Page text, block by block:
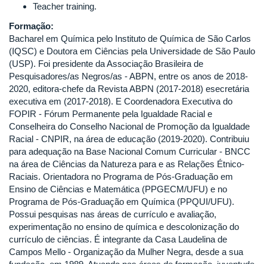
Teacher training.
Formação:
Bacharel em Química pelo Instituto de Química de São Carlos
(IQSC) e Doutora em Ciências pela Universidade de São Paulo
(USP). Foi presidente da Associação Brasileira de
Pesquisadores/as Negros/as - ABPN, entre os anos de 2018-
2020, editora-chefe da Revista ABPN (2017-2018) esecretária
executiva em (2017-2018). E Coordenadora Executiva do
FOPIR - Fórum Permanente pela Igualdade Racial e
Conselheira do Conselho Nacional de Promoção da Igualdade
Racial - CNPIR, na área de educação (2019-2020). Contribuiu
para adequação na Base Nacional Comum Curricular - BNCC
na área de Ciências da Natureza para e as Relações Étnico-
Raciais. Orientadora no Programa de Pós-Graduação em
Ensino de Ciências e Matemática (PPGECM/UFU) e no
Programa de Pós-Graduação em Química (PPQUI/UFU).
Possui pesquisas nas áreas de currículo e avaliação,
experimentação no ensino de química e descolonização do
currículo de ciências. É integrante da Casa Laudelina de
Campos Mello - Organização da Mulher Negra, desde a sua